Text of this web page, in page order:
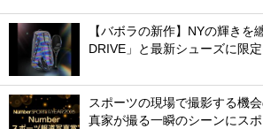
【バボラの新作】NYの輝きを
DRIVE」と最新シューズに限
スポーツの現場で撮影する機
真家が撮る一瞬のシーンにス